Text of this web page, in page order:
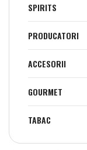
SPIRITS
PRODUCATORI
ACCESORII
GOURMET
TABAC